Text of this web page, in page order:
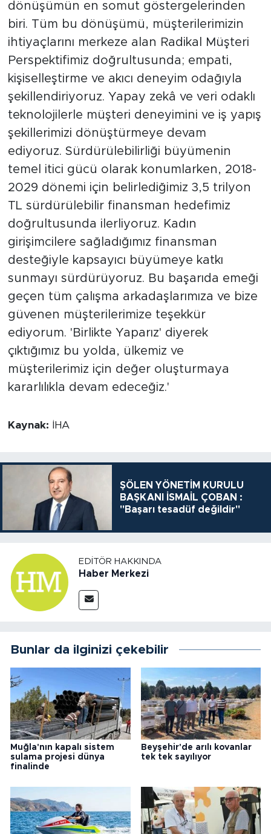
dönüşümün en somut göstergelerinden
biri. Tüm bu dönüşümü, müşterilerimizin
ihtiyaçlarını merkeze alan Radikal Müşteri
Perspektifimiz doğrultusunda; empati,
kişiselleştirme ve akıcı deneyim odağıyla
şekillendiriyoruz. Yapay zekâ ve veri odaklı
teknolojilerle müşteri deneyimini ve iş yapış
şekillerimizi dönüştürmeye devam
ediyoruz. Sürdürülebilirliği büyümenin
temel itici gücü olarak konumlarken, 2018-
2029 dönemi için belirlediğimiz 3,5 trilyon
TL sürdürülebilir finansman hedefimiz
doğrultusunda ilerliyoruz. Kadın
girişimcilere sağladığımız finansman
desteğiyle kapsayıcı büyümeye katkı
sunmayı sürdürüyoruz. Bu başarıda emeği
geçen tüm çalışma arkadaşlarımıza ve bize
güvenen müşterilerimize teşekkür
ediyorum. 'Birlikte Yaparız' diyerek
çıktığımız bu yolda, ülkemiz ve
müşterilerimiz için değer oluşturmaya
kararlılıkla devam edeceğiz.'
Kaynak: İHA
ŞÖLEN YÖNETİM KURULU
BAŞKANI İSMAİL ÇOBAN :
"Başarı tesadüf değildir"
EDITÖR HAKKINDA
Haber Merkezi
Bunlar da ilginizi çekebilir
Muğla'nın kapalı sistem
sulama projesi dünya
finalinde
Beyşehir'de arılı kovanlar
tek tek sayılıyor